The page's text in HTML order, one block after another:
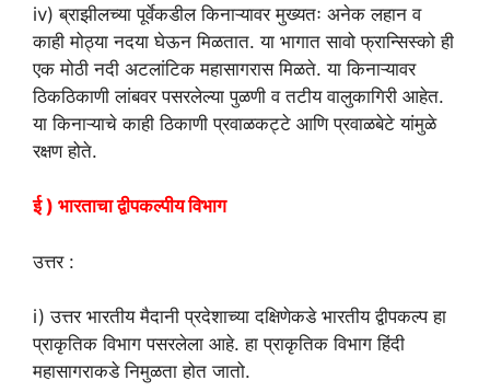
iv) ब्राझीलच्या पूर्वेकडील किनाऱ्यावर मुख्यतः अनेक लहान व
काही मोठ्या नदया घेऊन मिळतात. या भागात सावो फ्रान्सिस्को ही
एक मोठी नदी अटलांटिक महासागरास मिळते. या किनाऱ्यावर
ठिकठिकाणी लांबवर पसरलेल्या पुळणी व तटीय वालुकागिरी आहेत.
या किनाऱ्याचे काही ठिकाणी प्रवाळकट्टे आणि प्रवाळबेटे यांमुळे
रक्षण होते.
ई ) भारताचा द्वीपकल्पीय विभाग
उत्तर :
i) उत्तर भारतीय मैदानी प्रदेशाच्या दक्षिणेकडे भारतीय द्वीपकल्प हा
प्राकृतिक विभाग पसरलेला आहे. हा प्राकृतिक विभाग हिंदी
महासागराकडे निमुळता होत जातो.